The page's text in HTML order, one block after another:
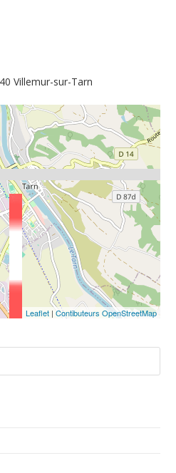
Villemur-sur-Tarn
Leaflet| Contibuteurs OpenStreetMap